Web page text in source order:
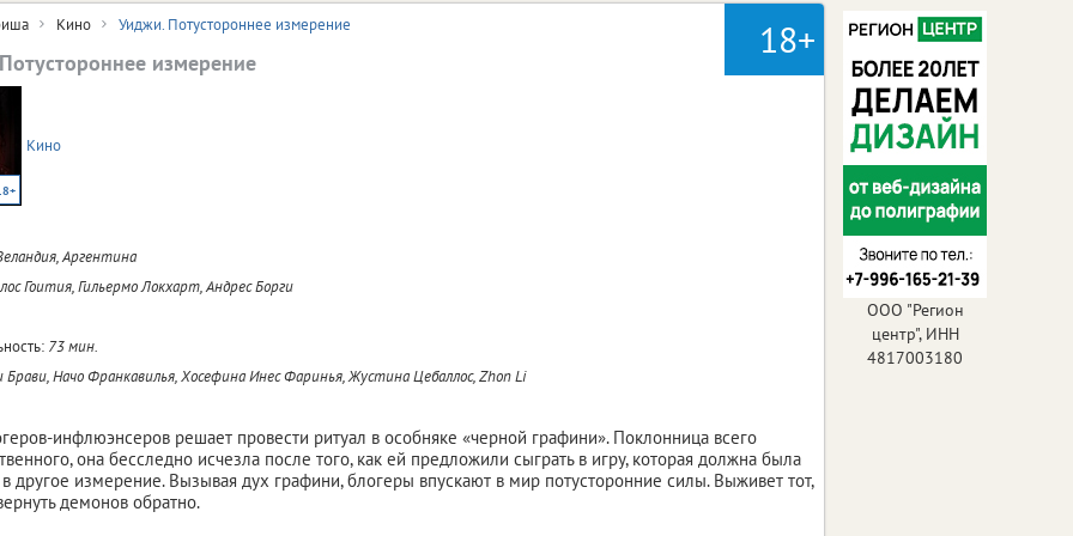
18+
Кино Уиджи. Потустороннее измерение
измерение
Кино
Аргентина
Гоития, Гильермо Локхарт, Андрес Борги
73 мин.
Брави, Начо Франкавилья, Хосефина Инес Фаринья, Жустина Цебаллос, Zhon Li
инфлюэнсеров решает провести ритуал в особняке «черной графини». Поклонница всего
она бесследно исчезла после того, как ей предложили сыграть в игру, которая должна была
другое измерение. Вызывая дух графини, блогеры впускают в мир потусторонние силы. Выживет тот,
демонов обратно.
ООО "Регион
центр", ИНН
4817003180